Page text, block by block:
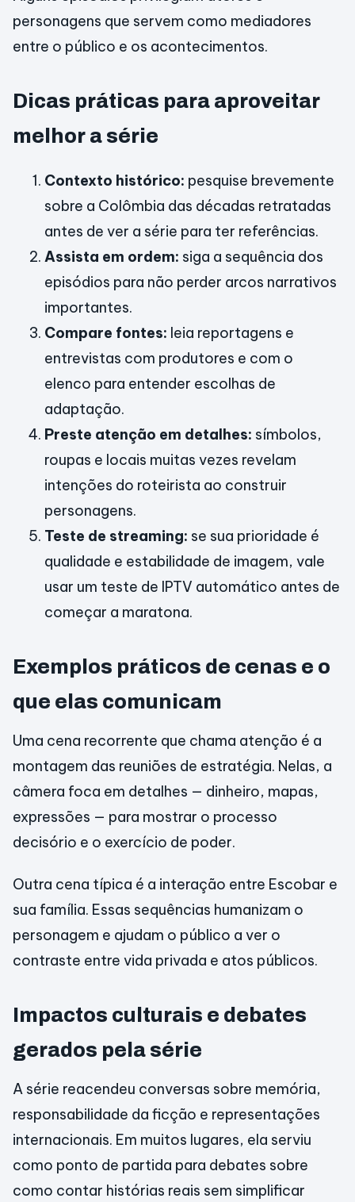
personagens que servem como mediadores
entre o público e os acontecimentos.
Dicas práticas para aproveitar
melhor a série
Contexto histórico: pesquise brevemente
sobre a Colômbia das décadas retratadas
antes de ver a série para ter referências.
Assista em ordem: siga a sequência dos
episódios para não perder arcos narrativos
importantes.
Compare fontes: leia reportagens e
entrevistas com produtores e com o
elenco para entender escolhas de
adaptação.
Preste atenção em detalhes: símbolos,
roupas e locais muitas vezes revelam
intenções do roteirista ao construir
personagens.
Teste de streaming: se sua prioridade é
qualidade e estabilidade de imagem, vale
usar um teste de IPTV automático antes de
começar a maratona.
Exemplos práticos de cenas e o
que elas comunicam
Uma cena recorrente que chama atenção é a
montagem das reuniões de estratégia. Nelas, a
câmera foca em detalhes — dinheiro, mapas,
expressões — para mostrar o processo
decisório e o exercício de poder.
Outra cena típica é a interação entre Escobar e
sua família. Essas sequências humanizam o
personagem e ajudam o público a ver o
contraste entre vida privada e atos públicos.
Impactos culturais e debates
gerados pela série
A série reacendeu conversas sobre memória,
responsabilidade da ficção e representações
internacionais. Em muitos lugares, ela serviu
como ponto de partida para debates sobre
como contar histórias reais sem simplificar